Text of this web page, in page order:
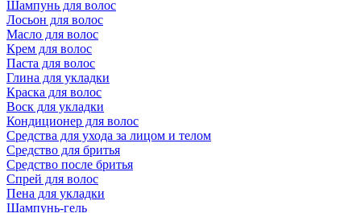
Шампунь для волос
Лосьон для волос
Масло для волос
Крем для волос
Паста для волос
Глина для укладки
Краска для волос
Воск для укладки
Кондиционер для волос
Средства для ухода за лицом и телом
Средство для бритья
Средство после бритья
Спрей для волос
Пена для укладки
Шампунь-гель